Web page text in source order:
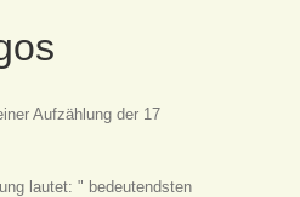
Aufzählung der 17
lautet: " bedeutendsten